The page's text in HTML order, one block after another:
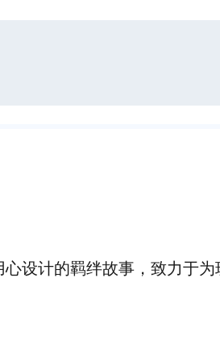
设计的羁绊故事，致力于